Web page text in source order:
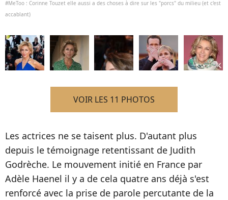
#MeToo : Corinne Touzet elle aussi a des choses à dire sur les "porcs" du milieu (et c'est
accablant)
VOIR LES 11 PHOTOS
Les actrices ne se taisent plus. D'autant plus
depuis le témoignage retentissant de Judith
Godrèche. Le mouvement initié en France par
Adèle Haenel il y a de cela quatre ans déjà s'est
renforcé avec la prise de parole percutante de la